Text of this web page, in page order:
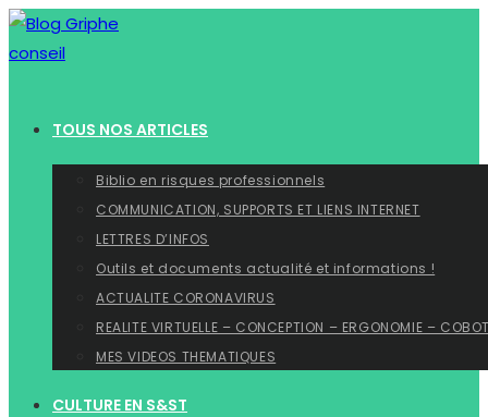
Skip
to
TOUS NOS ARTICLES
Biblio en risques professionnels
COMMUNICATION, SUPPORTS ET LIENS INTERNET
LETTRES D’INFOS
Outils et documents actualité et informations !
ACTUALITE CORONAVIRUS
REALITE VIRTUELLE – CONCEPTION – ERGONOMIE –
MES VIDEOS THEMATIQUES
CULTURE EN S&ST